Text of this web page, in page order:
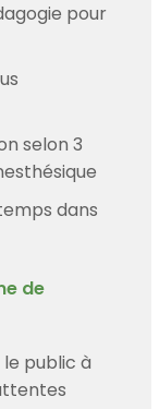
pour
selon 3
dans
de
public à